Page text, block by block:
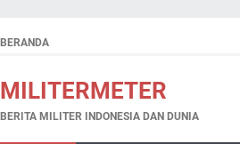
BERANDA
MILITERMETER
BERITA MILITER INDONESIA DAN DUNIA